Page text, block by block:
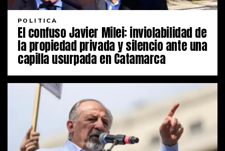
POLITICA
El confuso Javier Milei: inviolabilidad de
la propiedad privada y silencio ante una
capilla usurpada en Catamarca